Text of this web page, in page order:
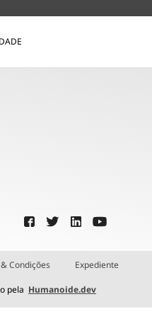
Condições Expediente
pela Humanoide.dev